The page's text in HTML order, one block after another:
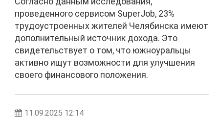
проведенного сервисом SuperJob, 23%
трудоустроенных жителей Челябинска имеют
дополнительный источник дохода. Это
свидетельствует о том, что южноуральцы
активно ищут возможности для улучшения
своего финансового положения.
11.09.2025 12:14